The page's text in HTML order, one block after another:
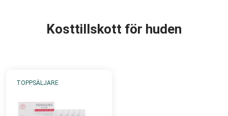
Kosttillskott för huden
TOPPSÄLJARE